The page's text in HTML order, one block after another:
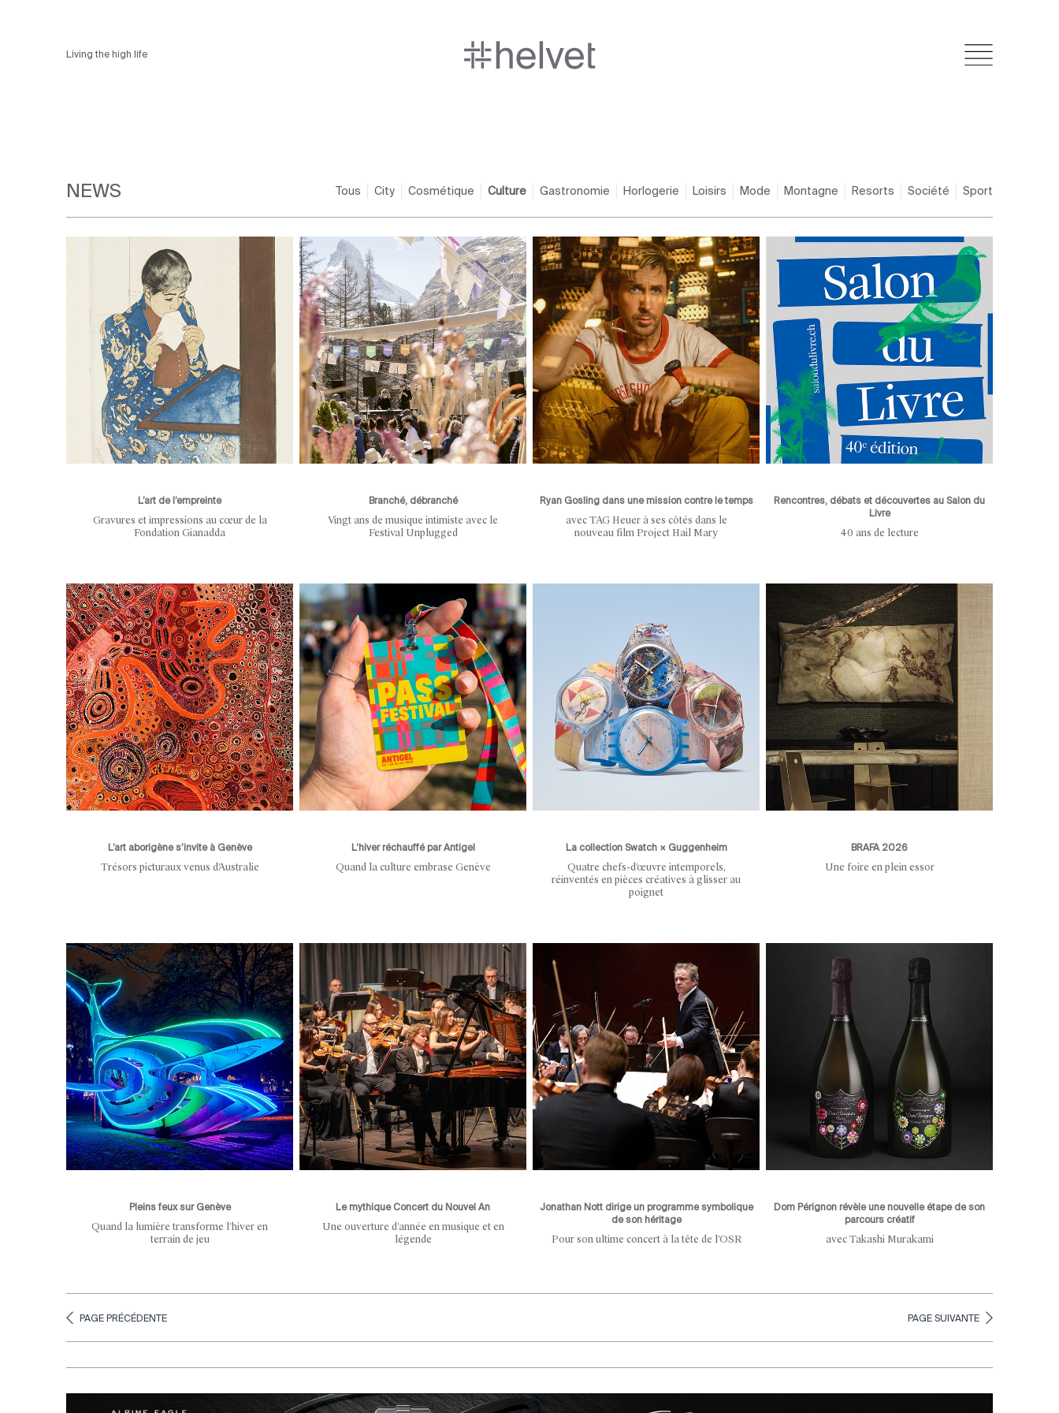
Living the high life
NEWS Tous City Cosmétique Culture Gastronomie Horlogerie Loisirs Mode Montagne Resorts Société Sport
L’art de l’empreinte
Gravures et impressions au cœur de la
Fondation Gianadda
Branché, débranché
Vingt ans de musique intimiste avec le
Festival Unplugged
Ryan Gosling dans une mission contre le temps
avec TAG Heuer à ses côtés dans le
nouveau film Project Hail Mary
Rencontres, débats et découvertes au Salon du
Livre
40 ans de lecture
L’art aborigène s’invite à Genève
Trésors picturaux venus d’Australie
L’hiver réchauffé par Antigel
Quand la culture embrase Genève
La collection Swatch × Guggenheim
Quatre chefs-d’œuvre intemporels,
réinventés en pièces créatives à glisser au
poignet
BRAFA 2026
Une foire en plein essor
Pleins feux sur Genève
Quand la lumière transforme l’hiver en
terrain de jeu
Le mythique Concert du Nouvel An
Une ouverture d’année en musique et en
légende
Jonathan Nott dirige un programme symbolique
de son héritage
Pour son ultime concert à la tête de l’OSR
Dom Pérignon révèle une nouvelle étape de son
parcours créatif
avec Takashi Murakami
PAGE PRÉCÉDENTE PAGE SUIVANTE